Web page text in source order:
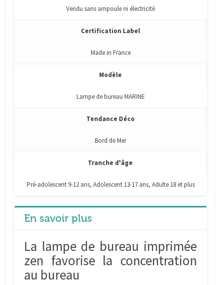
Vendu sans ampoule ni électricité
Certification Label
Made in France
Modèle
Lampe de bureau MARINE
Tendance Déco
Bord de Mer
Tranche d'âge
Pré-adolescent 9-12 ans, Adolescent 13-17 ans, Adulte 18 et plus
En savoir plus
La lampe de bureau imprimée
zen favorise la concentration
au bureau